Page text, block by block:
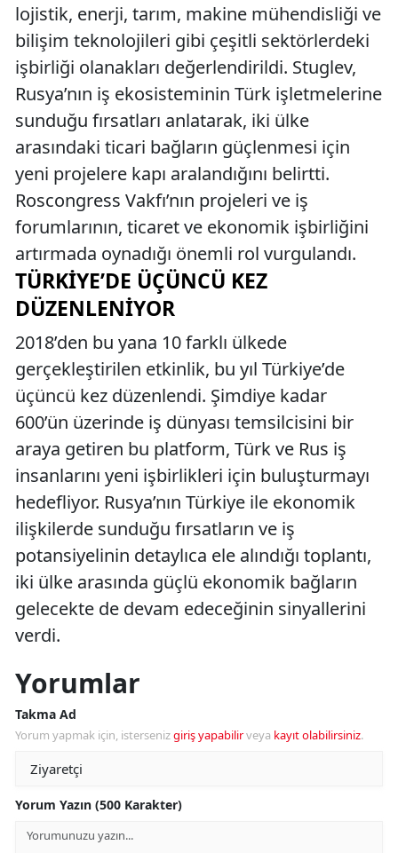
lojistik, enerji, tarım, makine mühendisliği ve
bilişim teknolojileri gibi çeşitli sektörlerdeki
işbirliği olanakları değerlendirildi. Stuglev,
Rusya’nın iş ekosisteminin Türk işletmelerine
sunduğu fırsatları anlatarak, iki ülke
arasındaki ticari bağların güçlenmesi için
yeni projelere kapı aralandığını belirtti.
Roscongress Vakfı’nın projeleri ve iş
forumlarının, ticaret ve ekonomik işbirliğini
artırmada oynadığı önemli rol vurgulandı.
TÜRKIYE’DE ÜÇÜNCÜ KEZ
DÜZENLENIYOR
2018’den bu yana 10 farklı ülkede
gerçekleştirilen etkinlik, bu yıl Türkiye’de
üçüncü kez düzenlendi. Şimdiye kadar
600’ün üzerinde iş dünyası temsilcisini bir
araya getiren bu platform, Türk ve Rus iş
insanlarını yeni işbirlikleri için buluşturmayı
hedefliyor. Rusya’nın Türkiye ile ekonomik
ilişkilerde sunduğu fırsatların ve iş
potansiyelinin detaylıca ele alındığı toplantı,
iki ülke arasında güçlü ekonomik bağların
gelecekte de devam edeceğinin sinyallerini
verdi.
Yorumlar
Takma Ad
Yorum yapmak için, istersenizgiriş yapabilirveya kayıt olabilirsiniz.
Yorum Yazın (500 Karakter)